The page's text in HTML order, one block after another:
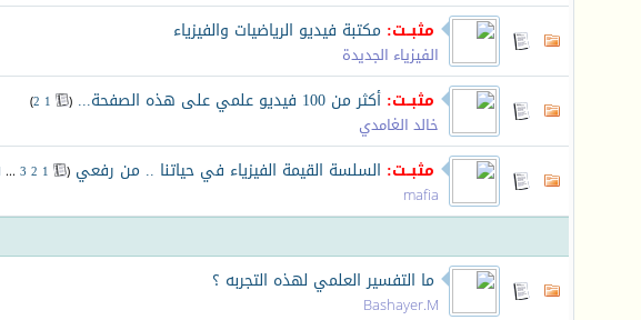
مثبــت: مكتبة فيديو الرياضيات والفيزياء
الفيزياء الجديدة
مثبــت: أكثر من 100 فيديو علمي على هذه الصفحة... (
1
2
)
خالد الغامدي
مثبــت: السلسة القيمة الفيزياء في حياتنا .. من رفعي (
1
2
3
...
mafia
ما التفسير العلمي لهذه التجربه ؟
Bashayer.M